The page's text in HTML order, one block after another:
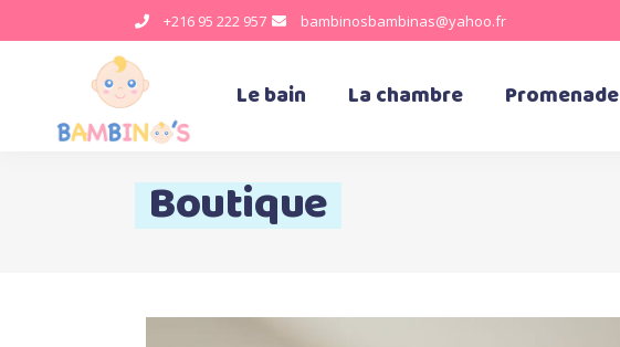
+216 95 222 957 bambinosbambinas@yahoo.fr
Le bain La chambre Promenade
Boutique